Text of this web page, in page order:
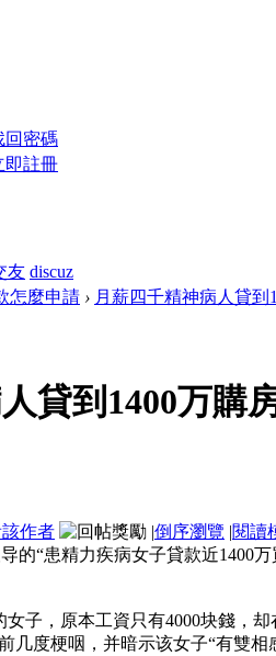
回密碼
即註冊
友 discuz
怎麼申請 › 月薪四千精神病人貸到
貸到1400万購
該作者 |倒序瀏覽 |閱讀
的“患精力疾病女子貸款近
子，原本工資只有4000块錢，却
几度梗咽，并暗示该女子“有雙相